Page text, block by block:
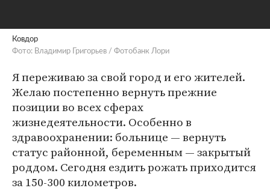
Ковдор
Фото: Владимир Григорьев / Фотобанк Лори
Я переживаю за свой город и его жителей.
Желаю постепенно вернуть прежние
позиции во всех сферах
жизнедеятельности. Особенно в
здравоохранении: больнице — вернуть
статус районной, беременным — закрытый
роддом. Сегодня ездить рожать приходится
за 150-300 километров.